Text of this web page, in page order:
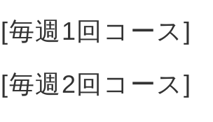
[毎週1回コー
[毎週2回コー